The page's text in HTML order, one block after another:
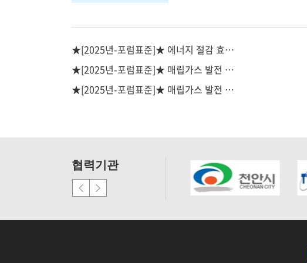
★[2025년-포럼표준]★ 에너지 절감 효과를 위한 보존 전압 감소 측정 및 검증 방법
★[2025년-포럼표준]★ 매립가스 발전 모니터링 시스템 - 제2부: 데이터 모델
★[2025년-포럼표준]★ 매립가스 발전 모니터링 시스템 - 제1부: 일반 요구사항 및 참조모델
협력기관